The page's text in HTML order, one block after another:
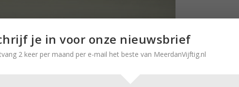
je in voor onze nieuwsbrief
2 keer per maand per e-mail het beste van MeerdanVijftig.nl